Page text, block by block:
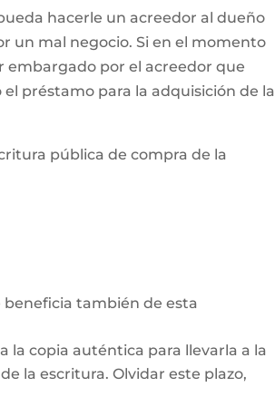
hacerle un acreedor al dueño
un mal negocio. Si en el momento
embargado por el acreedor que
préstamo para la adquisición de la
pública de compra de la
beneficia también de esta
la copia auténtica para llevarla a la
la escritura. Olvidar este plazo,